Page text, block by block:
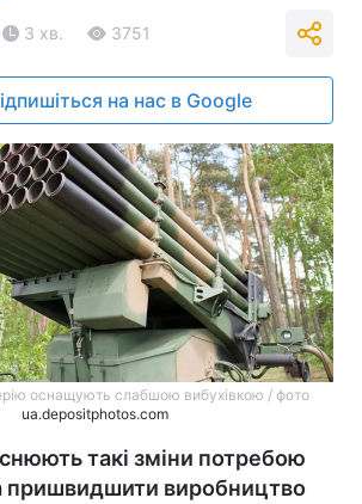
3 хв. 3751
на нас в Google
оснащують слабшою вибухівкою / фото
ua.depositphotos.com
такі зміни потребою
пришвидшити виробництво